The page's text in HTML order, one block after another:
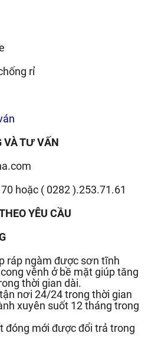
rỉ
VÀ TƯ VẤN
hoặc ( 0282 ).253.71.61
YÊU CẦU
ráp ngàm được sơn tĩnh
vênh ở bề mặt giúp tăng
thời gian dài.
nơi 24/24 trong thời gian
xuyên suốt 12 tháng trong
đóng mới được đổi trả trong